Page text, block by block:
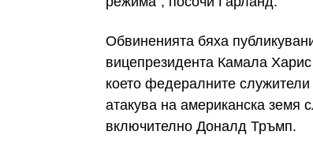
Обвиненията бяха
вицепрезидента Камала Харис
което федералните
атакува на американска земя
включително Доналд Тръмп.